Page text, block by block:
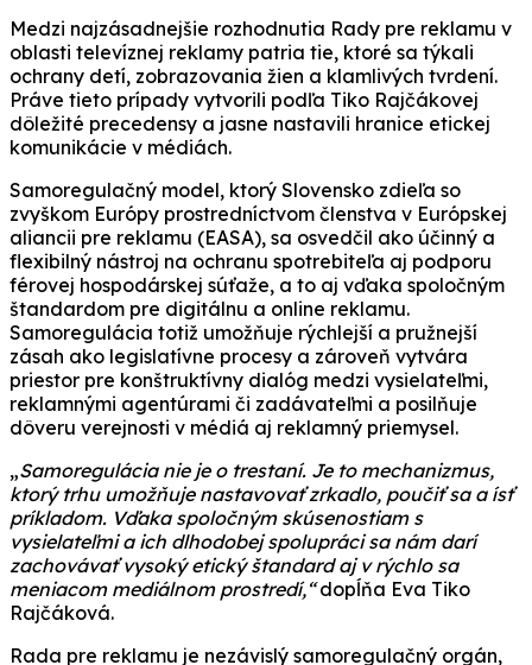
Medzi najzásadnejšie rozhodnutia Rady pre reklamu v
oblasti televíznej reklamy patria tie, ktoré sa týkali
ochrany detí, zobrazovania žien a klamlivých tvrdení.
Práve tieto prípady vytvorili podľa Tiko Rajčákovej
dôležité precedensy a jasne nastavili hranice etickej
komunikácie v médiách.
Samoregulačný model, ktorý Slovensko zdieľa so
zvyškom Európy prostredníctvom členstva v Európskej
aliancii pre reklamu (EASA), sa osvedčil ako účinný a
flexibilný nástroj na ochranu spotrebiteľa aj podporu
férovej hospodárskej súťaže, a to aj vďaka spoločným
štandardom pre digitálnu a online reklamu.
Samoregulácia totiž umožňuje rýchlejší a pružnejší
zásah ako legislatívne procesy a zároveň vytvára
priestor pre konštruktívny dialóg medzi vysielateľmi,
reklamnými agentúrami či zadávateľmi a posilňuje
dôveru verejnosti v médiá aj reklamný priemysel.
„Samoregulácia nie je o trestaní. Je to mechanizmus,
ktorý trhu umožňuje nastavovať zrkadlo, poučiť sa a ísť
príkladom. Vďaka spoločným skúsenostiam s
vysielateľmi a ich dlhodobej spolupráci sa nám darí
zachovávať vysoký etický štandard aj v rýchlo sa
meniacom mediálnom prostredí,“dopĺňa Eva Tiko
Rajčáková.
Rada pre reklamu je nezávislý samoregulačný orgán,